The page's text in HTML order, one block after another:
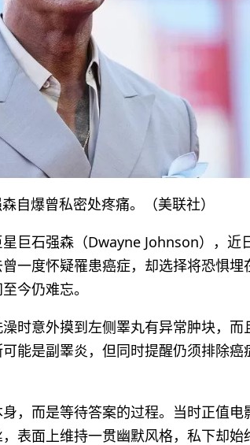
自爆曾私密处疼痛。（美联社）
巨石强森（Dwayne Johnson），近
一度怀疑罹患癌症，却选择将恐惧
今仍难忘。
时意外摸到左侧睪丸有异常肿块，
能是副睪炎，但同时提醒仍须排除
，而是等待答案的过程。当时正值电
表面上维持一贯幽默风格，私下却始